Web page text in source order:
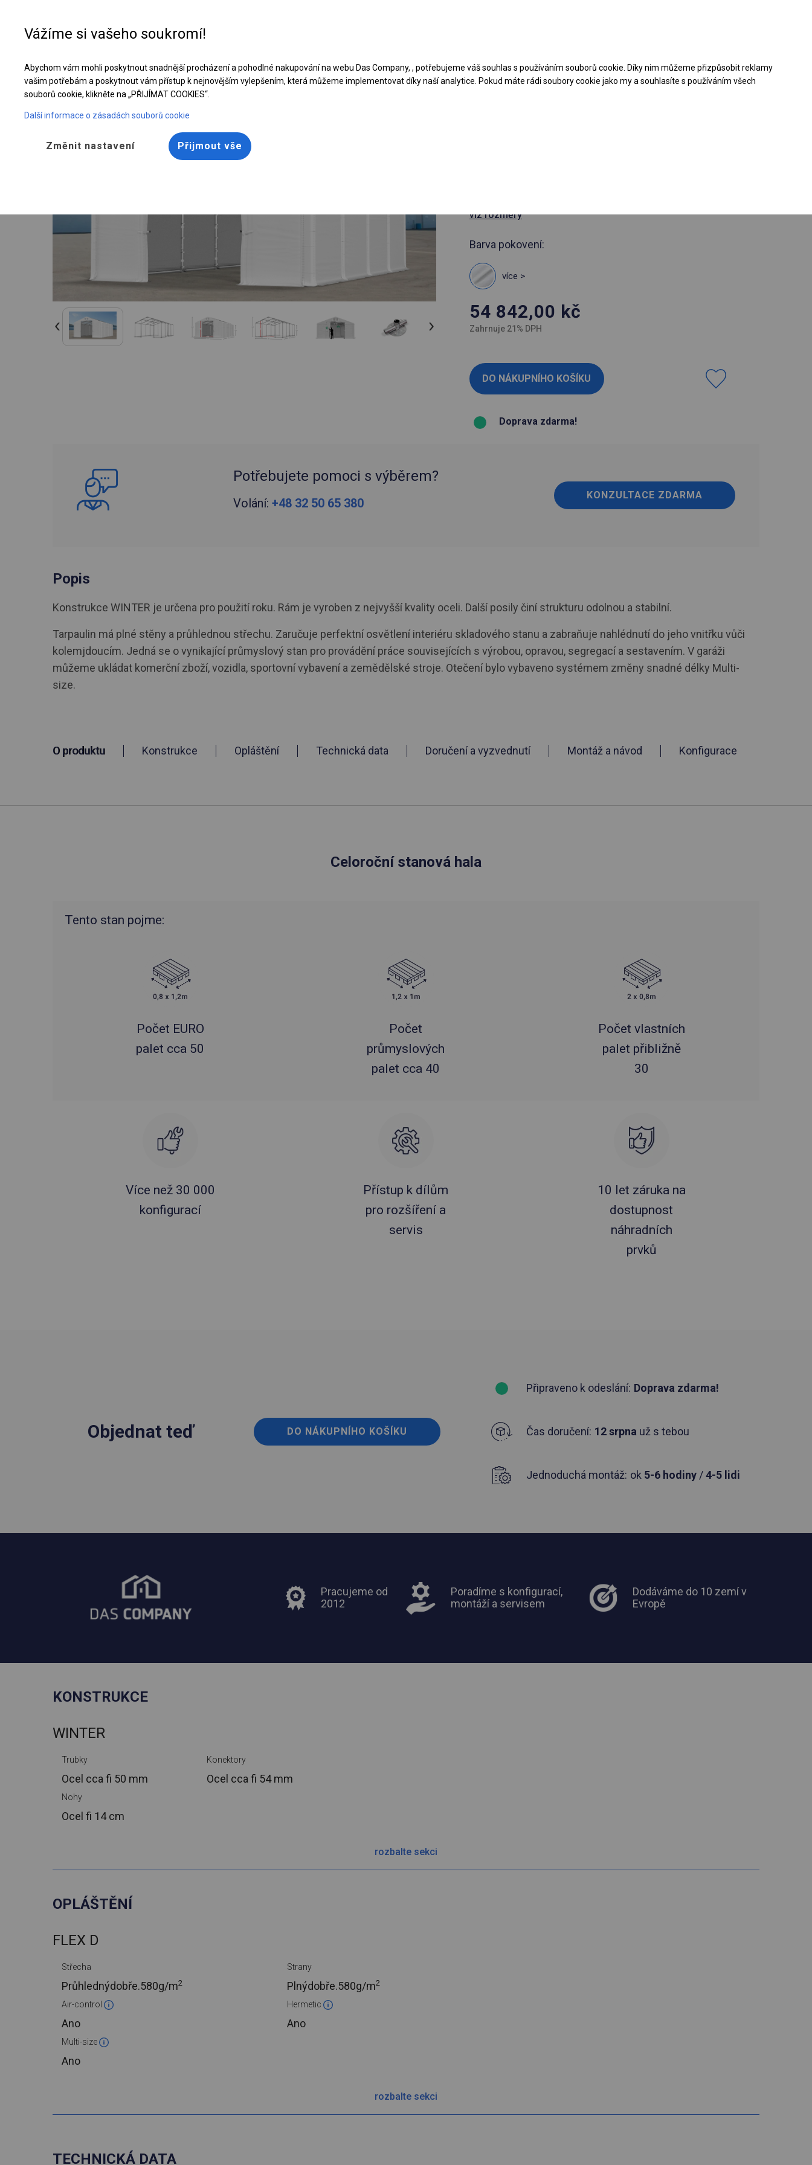
Celoroční stanová hala | 6x8 m Stáhněte si nabídku PDF
viz rozměry
Barva pokovení:
více >
54 842,00 kč
Zahrnuje 21% DPH
Doprava zdarma!
Potřebujete pomoci s výběrem?
Volání: +48 32 50 65 380
KONZULTACE ZDARMA
Popis
Konstrukce WINTER je určena pro použití roku. Rám je vyroben z nejvyšší kvality oceli. Další posily činí strukturu odolnou a stabilní.
Tarpaulin má plné stěny a průhlednou střechu. Zaručuje perfektní osvětlení interiéru skladového stanu a zabraňuje nahlédnutí do jeho vnitřku vůči
kolemjdoucím. Jedná se o vynikající průmyslový stan pro provádění práce souvisejících s výrobou, opravou, segregací a sestavením. V garáži
můžeme ukládat komerční zboží, vozidla, sportovní vybavení a zemědělské stroje. Otečení bylo vybaveno systémem změny snadné délky Multi-
size.
O produktu Konstrukce Opláštění Technická data Doručení a vyzvednutí Montáž a návod Konfigurace
Celoroční stanová hala
Tento stan pojme:
Počet EURO
palet cca 50
Počet
průmyslových
palet cca 40
Počet vlastních
palet přibližně
30
Více než 30 000
konfigurací
Přístup k dílům
pro rozšíření a
servis
10 let záruka na
dostupnost
náhradních
prvků
Objednat teď DO NÁKUPNÍHO KOŠÍKU
Připraveno k odeslání: Doprava zdarma!
Čas doručení: 12 srpna už s tebou
Jednoduchá montáž: ok 5-6 hodiny/4-5 lidi
Pracujeme od
2012
Poradíme s konfigurací,
montáží a servisem
Dodáváme do 10 zemí v
Evropě
KONSTRUKCE
WINTER
Trubky
Ocel cca fi 50 mm
Konektory
Ocel cca fi 54 mm
Nohy
Ocel fi 14 cm
rozbalte sekci
OPLÁŠTĚNÍ
FLEX D
Střecha
Průhlednýdobře.580g/m2
Strany
Plnýdobře.580g/m2
Air-control
Ano
Hermetic
Ano
Multi-size
Ano
rozbalte sekci
TECHNICKÁ DATA
Vážíme si vašeho soukromí!
Abychom vám mohli poskytnout snadnější procházení a pohodlné nakupování na webu Das Company, , potřebujeme váš souhlas s používáním souborů cookie. Díky nim můžeme přizpůsobit reklamy
vašim potřebám a poskytnout vám přístup k nejnovějším vylepšením, která můžeme implementovat díky naší analytice. Pokud máte rádi soubory cookie jako my a souhlasíte s používáním všech
souborů cookie, klikněte na „PŘIJÍMAT COOKIES“.
Další informace o zásadách souborů cookie
Změnit nastavení Přijmout vše